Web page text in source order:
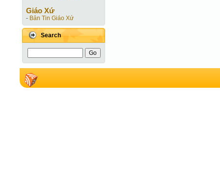
Giáo Xứ
- Bản Tin Giáo Xứ
Search